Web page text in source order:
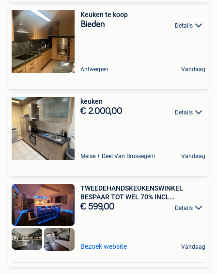
Keuken te koop
Bieden Details
Antwerpen Vandaag
keuken
€ 2.000,00 Details
Meise + Deel Van Brussegem Vandaag
TWEEDEHANDSKEUKENSWINKEL
BESPAAR TOT WEL 70% INCL
TOESTELLEN
€ 599,00 Details
Bezoek website Vandaag